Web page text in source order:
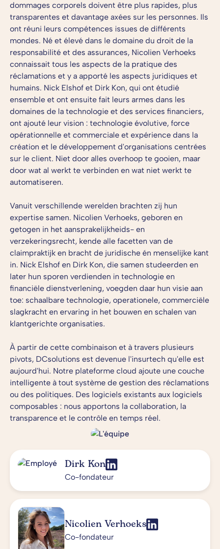
dommages corporels doivent être plus rapides, plus
transparentes et davantage axées sur les personnes. Ils
ont réuni leurs compétences issues de différents
mondes. Né et élevé dans le domaine du droit de la
responsabilité et des assurances, Nicolien Verhoeks
connaissait tous les aspects de la pratique des
réclamations et y a apporté les aspects juridiques et
humains. Nick Elshof et Dirk Kon, qui ont étudié
ensemble et ont ensuite fait leurs armes dans les
domaines de la technologie et des services financiers,
ont ajouté leur vision : technologie évolutive, force
opérationnelle et commerciale et expérience dans la
création et le développement d'organisations centrées
sur le client. Niet door alles overhoop te gooien, maar
door wat al werkt te verbinden en wat niet werkt te
automatiseren.
Vanuit verschillende werelden brachten zij hun
expertise samen. Nicolien Verhoeks, geboren en
getogen in het aansprakelijkheids- en
verzekeringsrecht, kende alle facetten van de
claimpraktijk en bracht de juridische én menselijke kant
in. Nick Elshof en Dirk Kon, die samen studeerden en
later hun sporen verdienden in technologie en
financiële dienstverlening, voegden daar hun visie aan
toe: schaalbare technologie, operationele, commerciële
slagkracht en ervaring in het bouwen en schalen van
klantgerichte organisaties.
À partir de cette combinaison et à travers plusieurs
pivots, DCsolutions est devenue l'insurtech qu'elle est
aujourd'hui. Notre plateforme cloud ajoute une couche
intelligente à tout système de gestion des réclamations
ou des politiques. Des logiciels existants aux logiciels
composables : nous apportons la collaboration, la
transparence et le contrôle en temps réel.
Dirk Kon
Co-fondateur
Nicolien Verhoeks
Co-fondateur